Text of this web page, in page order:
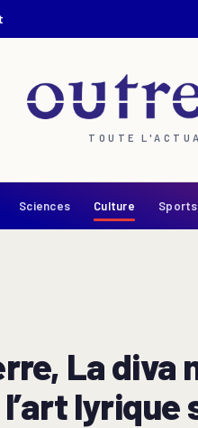
TOUTE
Sciences Culture Sports
La diva
lyrique